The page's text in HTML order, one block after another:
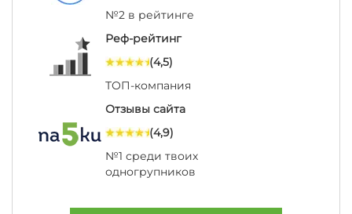
№2 в рейтинге
Реф-рейтинг
(4,5)
ТОП-компания
Отзывы сайта
(4,9)
№1 среди твоих
одногрупников